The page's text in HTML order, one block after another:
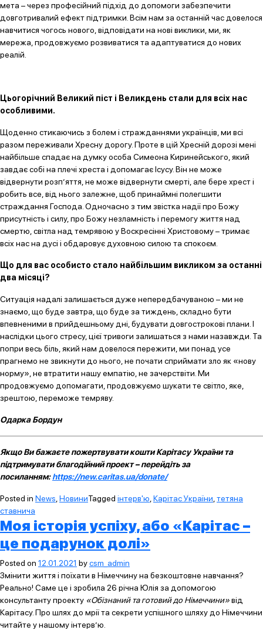
мета – через професійний підхід до допомоги забезпечити
довготривалий ефект підтримки. Всім нам за останній час довелося
навчитися чогось нового, відповідати на нові виклики, ми, як
мережа, продовжуємо розвиватися та адаптуватися до нових
реалій.
Цьогорічний Великий піст і Великдень стали для всіх нас
особливими.
Щоденно стикаючись з болем і стражданнями українців, ми всі
разом переживали Хресну дорогу. Проте в цій Хресній дорозі мені
найбільше спадає на думку особа Симеона Киринейського, який
завдає собі на плечі хреста і допомагає Ісусу. Він не може
відвернути розп’яття, не може відвернути смерті, але бере хрест і
робить все, від нього залежне, щоб принаймні полегшити
страждання Господа. Одночасно з тим звістка надії про Божу
присутність і силу, про Божу незламність і перемогу життя над
смертю, світла над темрявою у Воскресінні Христовому – тримає
всіх нас на дусі і обдаровує духовною силою та спокоєм.
Що для вас особисто стало найбільшим викликом за останні
два місяці?
Ситуація надалі залишається дуже непередбачуваною – ми не
знаємо, що буде завтра, що буде за тиждень, складно бути
впевненими в прийдешньому дні, будувати довгострокові плани. І
наслідки цього стресу, цієї тривоги залишаться з нами назавжди. Та
попри весь біль, який нам довелося пережити, ми понад усе
прагнемо не звикнути до нього, не почати сприймати зло як «нову
норму», не втратити нашу емпатію, не зачерствіти. Ми
продовжуємо допомагати, продовжуємо шукати те світло, яке,
зрештою, переможе темряву.
Одарка Бордун
Якщо Ви бажаєте пожертвувати кошти Карітасу України та
підтримувати благодійний проект – перейдіть за
посиланням:https://new.caritas.ua/donate/
Posted in News НовиниTagged інтерв'ю Карітас України тетяна
ставнича
Моя історія успіху, або «Карітас –
це подарунок долі»
Posted on 12.01.2021 bycsm_admin
Змінити життя і поїхати в Німеччину на безкоштовне навчання?
Реально! Саме це і зробила 26 річна Юлія за допомогою
консультанту проекту «Обізнаний та готовий до Німеччини»від
Карітасу. Про шлях до мрії та секрети успішного шляху до Німеччини
читайте у нашому інтерв’ю.